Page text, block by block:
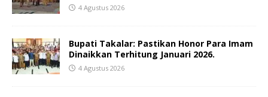
4 Agustus 2026
Bupati Takalar: Pastikan Honor Para Imam
Dinaikkan Terhitung Januari 2026.
4 Agustus 2026